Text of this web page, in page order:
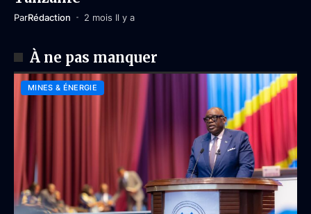
ParRédaction 2 mois Il y a
À ne pas manquer
MINES & ÉNERGIE